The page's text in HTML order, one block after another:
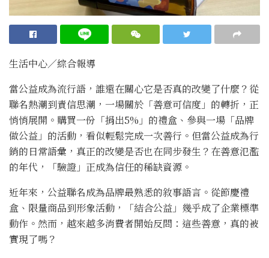
生活中心／綜合報導
當公益成為流行語，誰還在關心它是否真的改變了什麼？從
聯名熱潮到責信思潮，一場關於「善意可信度」的轉折，正
悄悄展開。購買一份「捐出5%」的禮盒、參與一場「品牌
做公益」的活動，看似輕鬆完成一次善行。但當公益成為行
銷的日常語彙，真正的改變是否也在同步發生？在善意氾濫
的年代，「驗證」正成為信任的稀缺資源。
近年來，公益聯名成為品牌最熟悉的敘事語言。從節慶禮
盒、限量商品到形象活動，「結合公益」幾乎成了企業標準
動作。然而，越來越多消費者開始反問：這些善意，真的被
實現了嗎？